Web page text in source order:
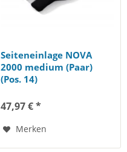
Seiteneinlage NOVA
2000 medium (Paar)
(Pos. 14)
47,97 € *
Merken